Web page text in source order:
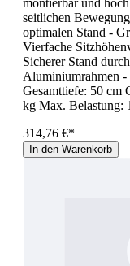
montierbar und
seitlichen
optimalen Stand -
Vierfache
Sicherer Stand
Aluminiumrahmen -
Gesamttiefe: 50 cm
kg Max. Belastung:
314,76 €*
In den Warenkorb